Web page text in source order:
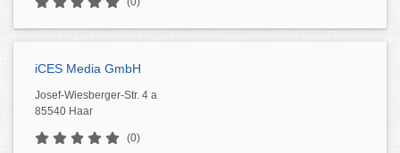
iCES Media GmbH
Josef-Wiesberger-Str. 4 a
85540 Haar
(0)